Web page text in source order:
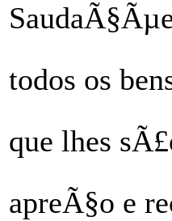
todos os
que lhes
apreÃ§o e